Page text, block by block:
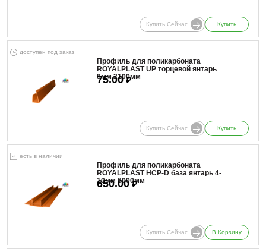
Купить Сейчас Купить
доступен под заказ
Профиль для поликарбоната
ROYALPLAST UP торцевой янтарь
8мм 2100мм
75.00₽
Купить Сейчас Купить
есть в наличии
Профиль для поликарбоната
ROYALPLAST HCP-D база янтарь 4-
10мм 6000мм
650.00₽
Купить Сейчас В Корзину